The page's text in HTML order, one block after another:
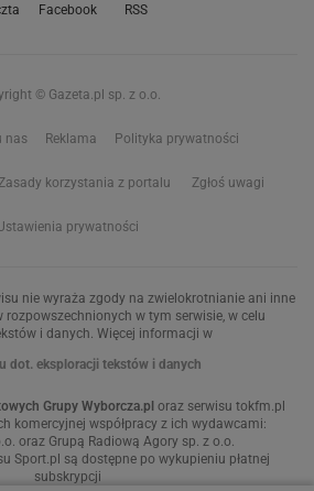
Facebook RSS
© Gazeta.pl sp. z o.o.
nas Reklama Polityka prywatności
korzystania z portalu Zgłoś uwagi
prywatności
nie wyraża zgody na zwielokrotnianie ani inne
rozpowszechnionych w tym serwisie, w celu
i danych. Więcej informacji w
dot. eksploracji tekstów i danych
Grupy Wyborcza.pl oraz serwisu tokfm.pl
komercyjnej współpracy z ich wydawcami:
oraz Grupą Radiową Agory sp. z o.o.
Sport.pl są dostępne po wykupieniu płatnej
subskrypcji